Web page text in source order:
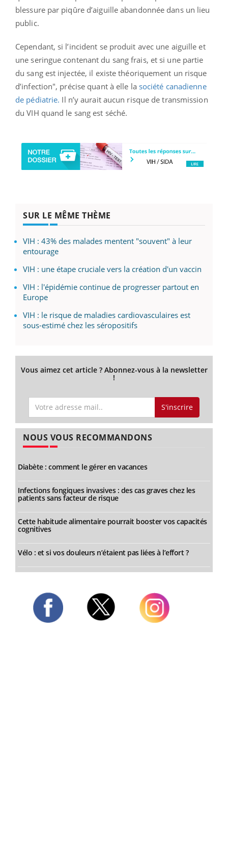
blessure par piqûre d’aiguille abandonnée dans un lieu
public.
Cependant, si l’incident se produit avec une aiguille et
une seringue contenant du sang frais, et si une partie
du sang est injectée, il existe théoriquement un risque
d’infection", précise quant à elle la société canadienne
de pédiatrie. Il n’y aurait aucun risque de transmission
du VIH quand le sang est séché.
SUR LE MÊME THÈME
VIH : 43% des malades mentent "souvent" à leur
entourage
VIH : une étape cruciale vers la création d'un vaccin
VIH : l'épidémie continue de progresser partout en
Europe
VIH : le risque de maladies cardiovasculaires est
sous-estimé chez les séropositifs
Vous aimez cet article ? Abonnez-vous à la newsletter
!
S'inscrire
NOUS VOUS RECOMMANDONS
Diabète : comment le gérer en vacances
Infections fongiques invasives : des cas graves chez les
patients sans facteur de risque
Cette habitude alimentaire pourrait booster vos capacités
cognitives
Vélo : et si vos douleurs n’étaient pas liées à l’effort ?